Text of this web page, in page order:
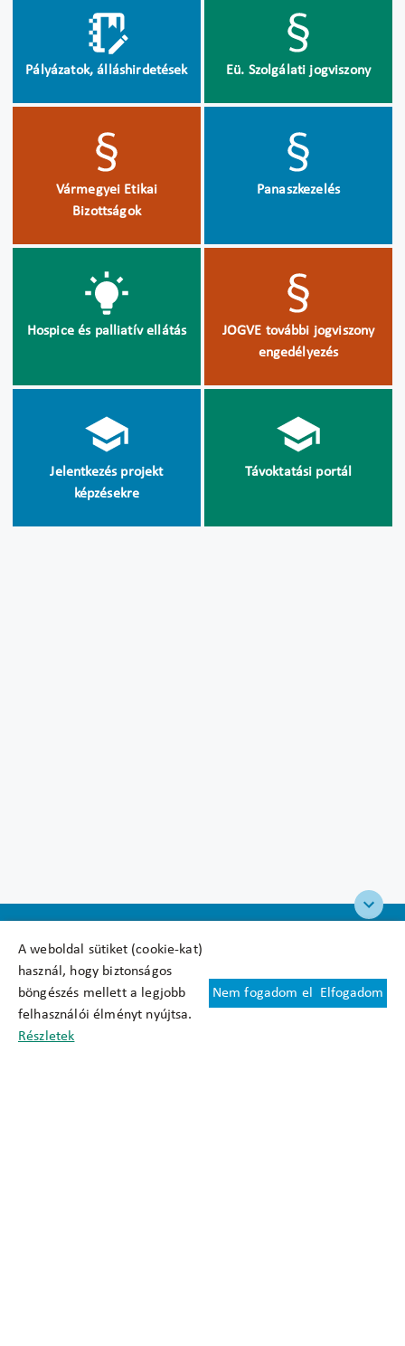
A weboldal sütiket (cookie-kat)
használ, hogy biztonságos
böngészés mellett a legjobb
felhasználói élményt nyújtsa.
Részletek
Nem fogadom el Elfogadom
Pályázatok, álláshirdetések Eü. Szolgálati jogviszony
Vármegyei Etikai
Bizottságok
Panaszkezelés
Hospice és palliatív ellátás
JOGVE további jogviszony
engedélyezés
Jelentkezés projekt
képzésekre
Távoktatási portál
Felhasználási feltételek